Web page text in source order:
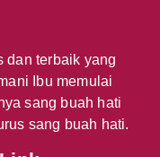
dan terbaik yang
Ibu memulai
sang buah hati
sang buah hati.